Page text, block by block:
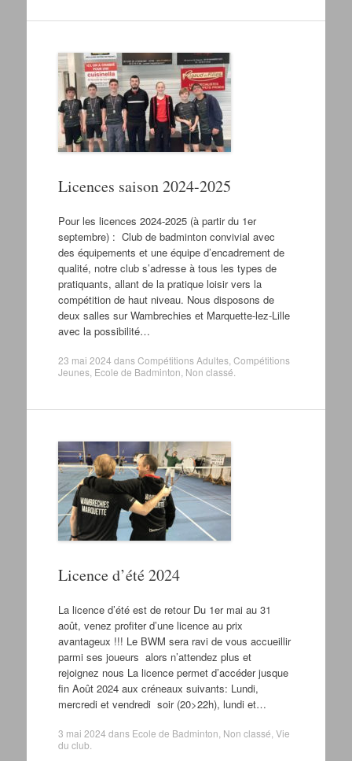
Licences saison 2024-2025
Pour les licences 2024-2025 (à partir du 1er
septembre) : Club de badminton convivial avec
des équipements et une équipe d’encadrement de
qualité, notre club s’adresse à tous les types de
pratiquants, allant de la pratique loisir vers la
compétition de haut niveau. Nous disposons de
deux salles sur Wambrechies et Marquette-lez-Lille
avec la possibilité…
23 mai 2024 dansCompétitions Adultes, Compétitions
Jeunes, Ecole de Badminton Non classé
Licence d’été 2024
La licence d’été est de retour Du 1er mai au 31
août, venez profiter d’une licence au prix
avantageux !!! Le BWM sera ravi de vous accueillir
parmi ses joueurs alors n’attendez plus et
rejoignez nous La licence permet d’accéder jusque
fin Août 2024 aux créneaux suivants: Lundi,
mercredi et vendredi soir (20>22h), lundi et…
3 mai 2024 dans Ecole de Badminton Non classé Vie
du club